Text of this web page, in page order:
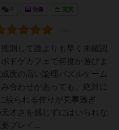
画像 充実
推測して誰よりも早く未確認
ドゲカフェで何度か遊びま
成度の高い論理パズルゲーム
合わせがあっても、絶対に
絞られる作りが見事過ぎ
才さを感じずにはいられな
プレイ...